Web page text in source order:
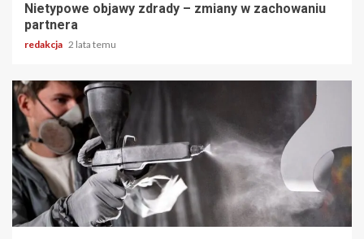
Nietypowe objawy zdrady – zmiany w zachowaniu
partnera
redakcja 2 lata temu
2 min odczytu